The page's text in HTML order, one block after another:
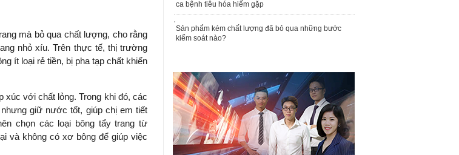
mà bỏ qua chất lượng, cho rằng
nhỏ xíu. Trên thực tế, thị trường
ít loại rẻ tiền, bị pha tạp chất khiến
xúc với chất lỏng. Trong khi đó, các
giữ nước tốt, giúp chị em tiết
chọn các loại bông tẩy trang từ
và không có xơ bông để giúp việc
ca bệnh tiêu hóa hiếm gặp
Sản phẩm kém chất lượng đã bỏ qua những bước
kiểm soát nào?